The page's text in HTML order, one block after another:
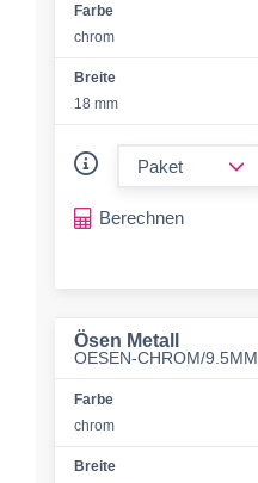
Farbe
chrom
Breite
18 mm
Berechnen
Ösen Metall
OESEN-CHROM/9.5MM
Farbe
chrom
Breite